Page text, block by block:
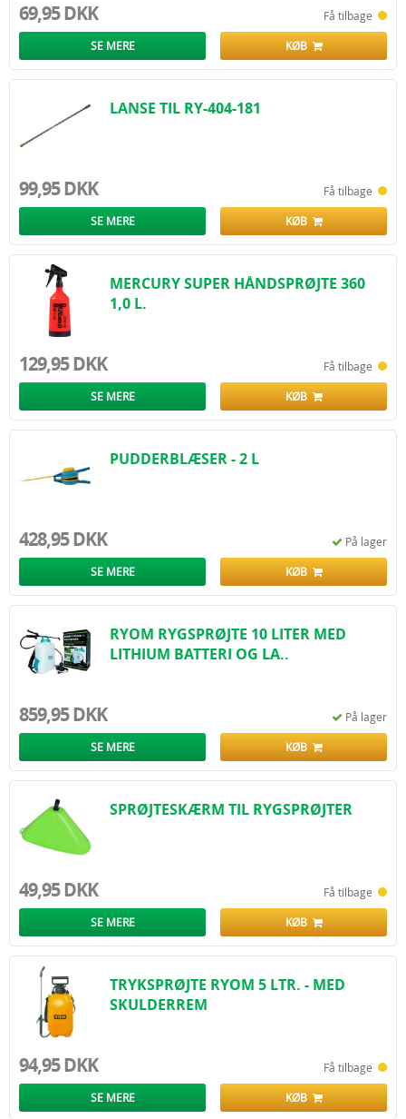
69,95 DKK Få tilbage
SE MERE KØB
LANSE TIL RY-404-181
99,95 DKK Få tilbage
SE MERE KØB
MERCURY SUPER HÅNDSPRØJTE 360
1,0 L.
129,95 DKK Få tilbage
SE MERE KØB
PUDDERBLÆSER - 2 L
428,95 DKK På lager
SE MERE KØB
RYOM RYGSPRØJTE 10 LITER MED
LITHIUM BATTERI OG LA..
859,95 DKK På lager
SE MERE KØB
SPRØJTESKÆRM TIL RYGSPRØJTER
49,95 DKK Få tilbage
SE MERE KØB
TRYKSPRØJTE RYOM 5 LTR. - MED
SKULDERREM
94,95 DKK Få tilbage
SE MERE KØB